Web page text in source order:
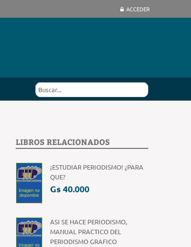
ACCEDER
LIBROS RELACIONADOS
¡ESTUDIAR PERIODISMO! ¿PARA
QUE?
Gs 40.000
ASI SE HACE PERIODISMO,
MANUAL PRACTICO DEL
PERIODISMO GRAFICO